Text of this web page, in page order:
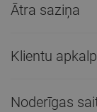
Ātra saziņa
Klientu
Noderīgas